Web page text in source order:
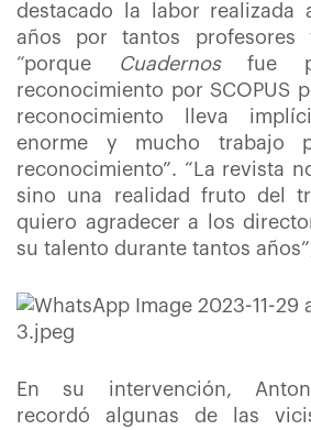
destacado la labor
años por tantos profesores
“porque
Cuadernosfue
reconocimiento por SCOPUS
reconocimiento lleva
enorme y mucho trabajo
reconocimiento”. “La revista
sino una realidad fruto del
quiero agradecer a los
su talento durante tantos
En su intervención,
recordó algunas de las